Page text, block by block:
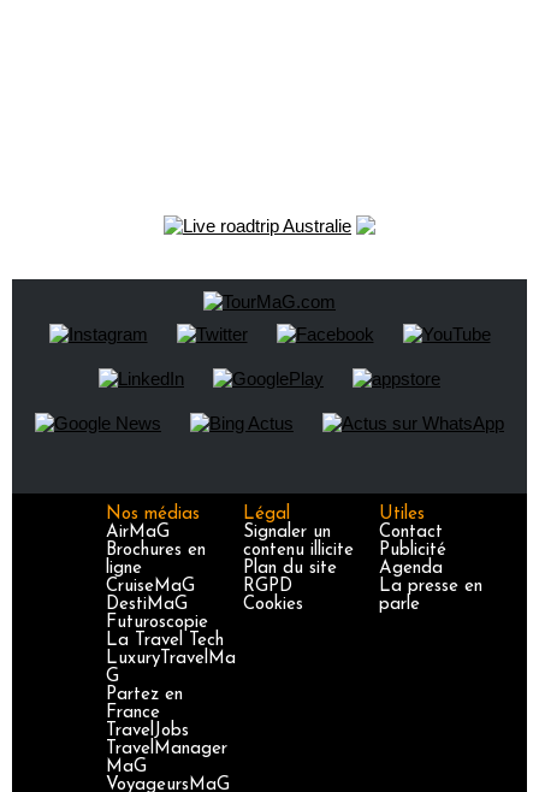
Nos médias
AirMaG
Brochures en
ligne
CruiseMaG
DestiMaG
Futuroscopie
La Travel Tech
LuxuryTravelMa
G
Partez en
France
TravelJobs
TravelManager
MaG
VoyageursMaG
Légal
Signaler un
contenu illicite
Plan du site
RGPD
Cookies
Utiles
Contact
Publicité
Agenda
La presse en
parle